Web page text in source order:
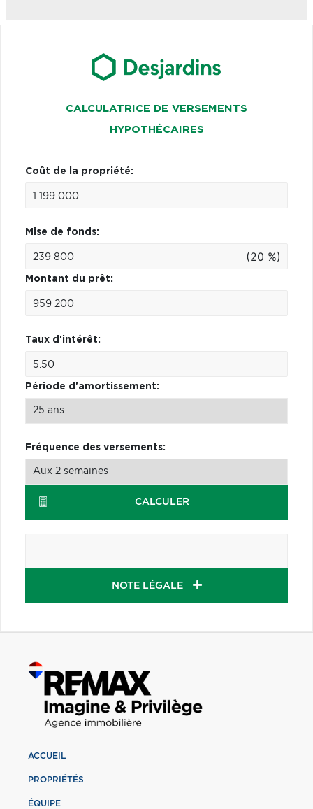
CALCULATRICE DE VERSEMENTS
HYPOTHÉCAIRES
Coût de la propriété:
Mise de fonds:
(20 %)
Montant du prêt:
Taux d'intérêt:
Période d'amortissement:
Fréquence des versements:
CALCULER
NOTE LÉGALE
ACCUEIL
PROPRIÉTÉS
ÉQUIPE